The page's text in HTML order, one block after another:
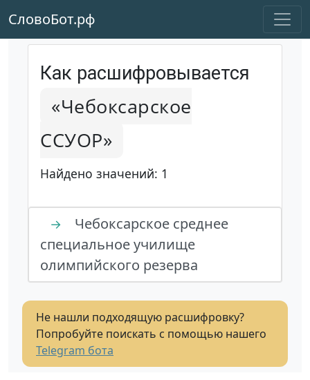
СловоБот.рф
Как расшифровывается
«Чебоксарское
ССУОР»
Найдено значений: 1
→
Чебоксарское среднее
специальное училище
олимпийского резерва
Не нашли подходящую расшифровку?
Попробуйте поискать с помощью нашего
Telegram бота